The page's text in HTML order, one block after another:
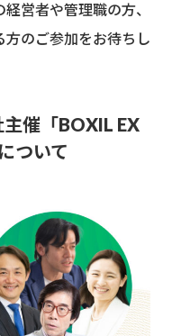
営者や管理職の方、
方のご参加をお待ちし
催「BOXIL EX
ついて